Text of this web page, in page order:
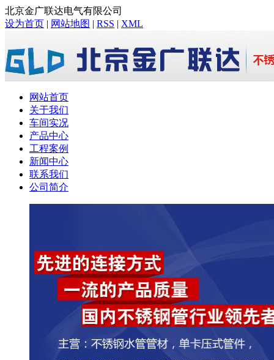
北京金广联达电气有限公司
设为首页 | 网站地图 | RSS | XML
网站首页
关于我们
车间实况
产品中心
工程案例
新闻中心
联系我们
公司简介